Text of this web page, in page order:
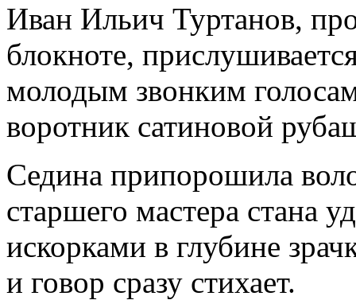
Иван Ильич Туртанов,
блокноте,
молодым звонким
воротник сатиновой
Седина припорошила
старшего мастера стана
искорками в глубине
и говор сразу стихает.